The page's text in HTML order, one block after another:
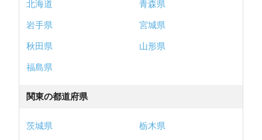
北海道
青森県
岩手県
宮城県
秋田県
山形県
福島県
関東の都道府県
茨城県
栃木県